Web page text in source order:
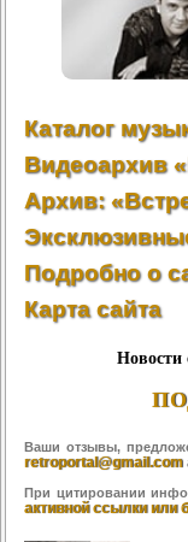
Каталог
Видеоархив
Архив:
Подробно о
Карта сайта
Новости
Ваши отзывы,
retroportal@gmail.com
При цитировании
активной ссылки или